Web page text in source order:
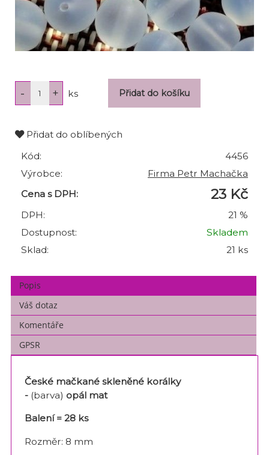
ks
Přidat do oblíbených
Kód:
4456
Výrobce:
Firma Petr Machačka
Cena s DPH:
23 Kč
DPH:
21 %
Dostupnost:
Skladem
Sklad:
21 ks
Popis
Váš dotaz
Komentáře
GPSR
České mačkané skleněné korálky
-(barva) opál mat
Balení = 28 ks
Rozměr: 8 mm